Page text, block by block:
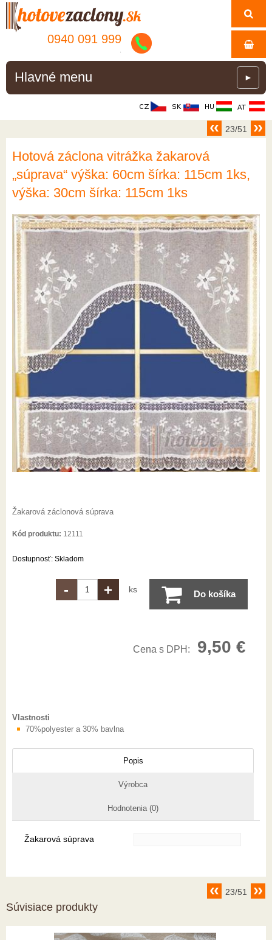
0940 091 999
Hlavné menu ►
23/51
Hotová záclona vitrážka žakarová
„súprava“ výška: 60cm šírka: 115cm 1ks,
výška: 30cm šírka: 115cm 1ks
Žakarová záclonová súprava
Kód produktu: 12111
Dostupnosť: Skladom
- + ks Do košíka
Cena s DPH: 9,50 €
Vlastnosti
70%polyester a 30% bavlna
Popis
Výrobca
Hodnotenia (0)
Žakarová súprava
23/51
Súvisiace produkty